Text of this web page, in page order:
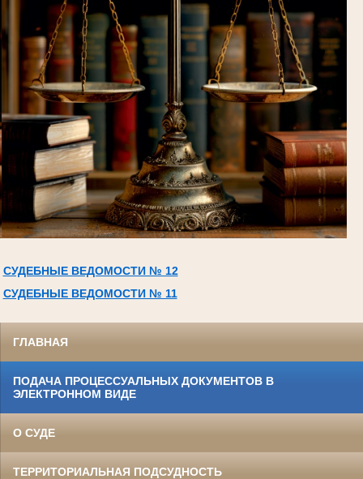
СУДЕБНЫЕ ВЕДОМОСТИ № 12
СУДЕБНЫЕ ВЕДОМОСТИ № 11
ГЛАВНАЯ
ПОДАЧА ПРОЦЕССУАЛЬНЫХ ДОКУМЕНТОВ В
ЭЛЕКТРОННОМ ВИДЕ
О СУДЕ
ТЕРРИТОРИАЛЬНАЯ ПОДСУДНОСТЬ